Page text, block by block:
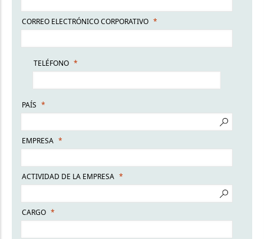
CORREO ELECTRÓNICO CORPORATIVO
TELÉFONO
PAÍS
EMPRESA
ACTIVIDAD DE LA EMPRESA
CARGO